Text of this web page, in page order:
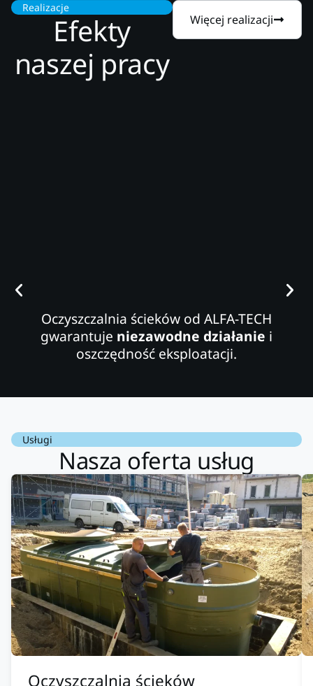
Realizacje
Efekty
naszej pracy
Więcej realizacji
Oczyszczalnia ścieków od ALFA-TECH
gwarantuje niezawodne działanie i
oszczędność eksploatacji.
Usługi
Nasza oferta usług
Oczyszczalnia ścieków